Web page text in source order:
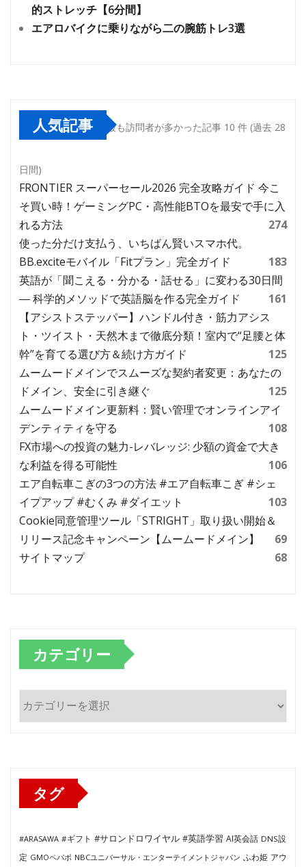
的ストレッチ【6分間】
エアロバイクに乗りながら二の腕筋トレ3選
人気記事 最も訪問者が多かった記事 10 件 (過去 28
日間)
FRONTIER スーパーセール2026 完全攻略ガイド 今こ
そ買い時！ゲーミングPC・高性能BTOを最安で手に入
れる方法
274
使った分だけ支払う、いちばん賢いスマホ代。
BB.exciteモバイル「Fitプラン」完全ガイド
183
英語が「聞こえる・分かる・話せる」に変わる30日間
― 科学的メソッドで英語脳を作る完全ガイド
161
【アシストステッパー】ハンドル付き・筋力アシス
ト・ツイスト・天然木まで徹底分類！室内で“足腰と体
幹”を育てる選び方＆続け方ガイド
125
ムームードメインでスムーズな契約者変更：あなたの
ドメイン、安全に引き継ぐ
125
ムームードメイン更新料：賢い管理でオンラインアイ
デンティティを守る
108
FX市場への投資の魅力-レバレッジ: 少額の資金で大き
な利益を得る可能性
106
エア自転車こぎの3つの方法 #エア自転車こぎ #シェ
イプアップ #むくみ #ダイエット
103
Cookie同意管理ツール「STRIGHT」取り扱い開始＆
リリース記念キャンペーン【ムームードメイン】
69
サイトマップ
68
カテゴリー
カ
タグ
#ARASAWA #ギフト #サロンドロワイヤル #英語学習 AI英会話 DNS設
定 GMOペパボ NBCユニバーサル・エンターテイメントジャパン ふわ姫 アウ